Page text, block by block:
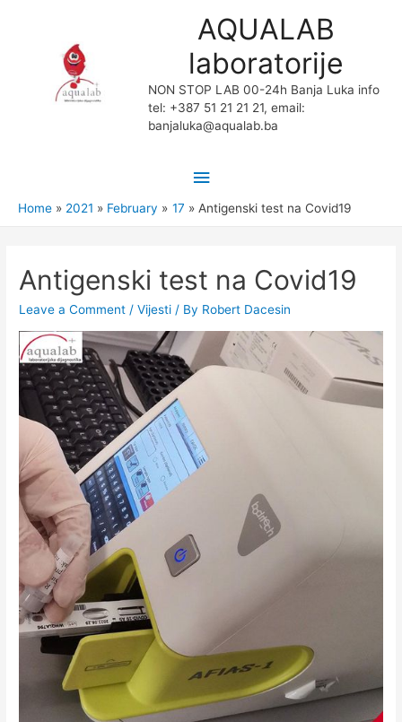
AQUALAB
laboratorije
NON STOP LAB 00-24h Banja Luka info
tel: +387 51 21 21 21, email:
banjaluka@aqualab.ba
Main
Menu
Home 2021 February 17 Antigenski test na Covid19
Antigenski test na Covid19
Leave a Comment /Vijesti / By Robert Dacesin